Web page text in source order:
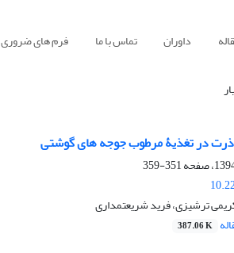
داوران تماس با ما فرم های ضروری
ذرت در تغذیۀ مرطوب جوجه های گوشتی
351-359
ترشیزی، فرید شریعتمداری
387.06 K